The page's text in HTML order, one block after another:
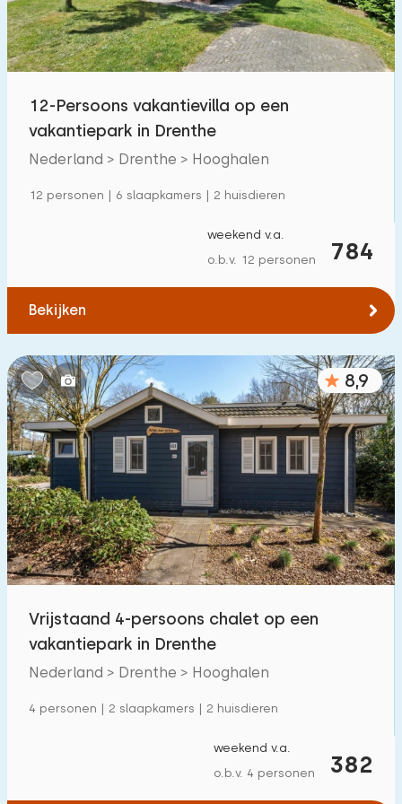
Buitenzwembad 0
Kinderanimatie 5
Kinderfaciliteiten op park
Toegankelijkheid
Verminderde mobiliteit
12-Persoons vakantievilla op een
vakantiepark in Drenthe
Nederland > Drenthe > Hooghalen
12 personen | 6 slaapkamers | 2 huisdieren
784
weekend v.a.
o.b.v. 12 personen
Bekijken
8,9
Vrijstaand 4-persoons chalet op een
vakantiepark in Drenthe
Nederland > Drenthe > Hooghalen
4 personen | 2 slaapkamers | 2 huisdieren
382
weekend v.a.
o.b.v. 4 personen